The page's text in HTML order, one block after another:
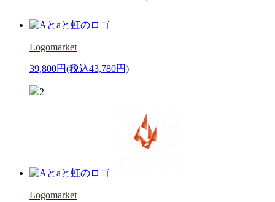
Logomarket
39,800円(税込43,780円)
2
Logomarket